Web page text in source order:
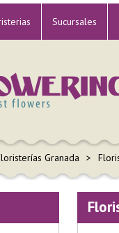
Sucursales
Granada